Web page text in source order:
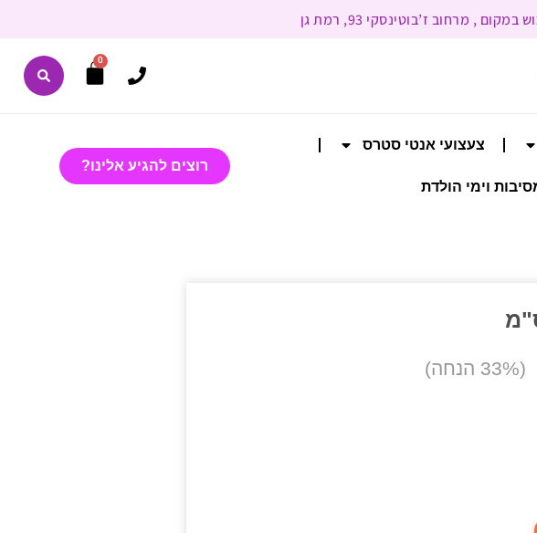
0
צעצועי אנטי סטרס
וימי הולדת
רוצים להגיע אלינו?
(33% הנחה)